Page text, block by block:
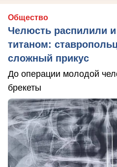
Общество
Челюсть распилили
титаном:
сложный прикус
До операции молодой
брекеты